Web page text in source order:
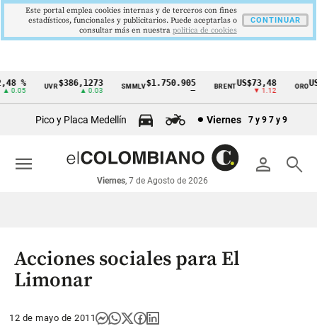
Cintillo
económicos
Colombia
% UVR$386,1273
▲ 0.03
SMMLV$1.750.905 BRENTUS$73,48
▼ 1.12
ORO
Pico y Placa Medellín Viernes 7 y 9 7 y 9
person search
Viernes, 7 de Agosto de 2026
menu
Acciones sociales para El
Limonar
12 de mayo de 2011
Este portal emplea cookies internas y de terceros con fines
estadísticos, funcionales y publicitarios. Puede aceptarlas o
consultar más en nuestra politica de cookies
CONTINUAR